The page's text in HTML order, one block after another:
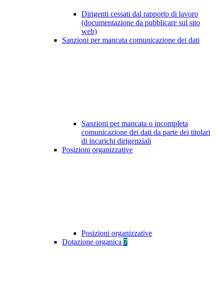
Dirigenti cessati dal rapporto di lavoro
(documentazione da pubblicare sul sito
web)
Sanzioni per mancata comunicazione dei dati
Sanzioni per mancata o incompleta
comunicazione dei dati da parte dei titolari
di incarichi dirigenziali
Posizioni organizzative
Posizioni organizzative
Dotazione organica 7